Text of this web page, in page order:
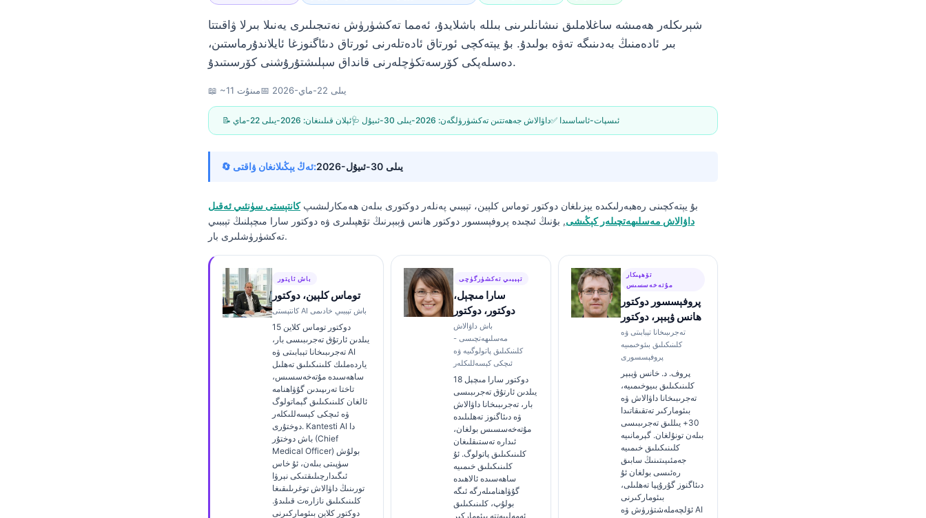
شېرىكلەر ھەمىشە ساغلاملىق نىشانلىرىنى بىللە باشلايدۇ، ئەمما تەكشۈرۈش نەتىجىلىرى يەنىلا بىرلا ۋاقىتتا
بىر ئادەمنىڭ بەدىنىگە تەۋە بولىدۇ. بۇ يېتەكچى ئورتاق ئادەتلەرنى ئورتاق دىئاگنوزغا ئايلاندۇرماستىن،
دەسلەپكى كۆرسەتكۈچلەرنى قانداق سېلىشتۇرۇشنى كۆرسىتىدۇ.
📖 ~11 مىنۇت📅 2026-يىلى 22-ماي
📝 ئېلان قىلىنغان: 2026-يىلى 22-ماي 🩺 داۋالاش جەھەتتىن تەكشۈرۈلگەن: 2026-يىلى 30-ئىيۇل ✅ ئىسپات-ئاساسىدا
🔄 ئەڭ يېڭىلانغان ۋاقتى: 2026-يىلى 30-ئىيۇل
بۇ يېتەكچىنى رەھبەرلىكىدە يېزىلغان دوكتور توماس كلېين، تېببىي پەنلەر دوكتورى بىلەن ھەمكارلىشىپكانتېستى سۈنئىي ئەقىل
داۋالاش مەسلىھەتچىلەر كېڭىشى, بۇنىڭ ئىچىدە پروفېسسور دوكتور ھانس ۋېبېرنىڭ تۆھپىلىرى ۋە دوكتور سارا مىچېلنىڭ تېببىي
تەكشۈرۈشلىرى بار.
باش ئاپتور
توماس كلېين، دوكتور
كانتېستى AI باش تېببىي خادىمى
دوكتور توماس كلاین 15
يىلدىن ئارتۇق تەجرىبىسى بار،
تەجرىبىخانا تېبابىتى ۋە AI
ياردەملىك كلىنىكىلىق تەھلىل
ساھەسىدە مۇتەخەسسىس،
تاختا تەرىپىدىن گۇۋاھنامە
ئالغان كلىنىكىلىق گېماتولوگ
ۋە ئىچكى كېسەللىكلەر
دوختۇرى. Kantesti AI دا
باش دوختۇر (Chief
Medical Officer) بولۇش
سۈپىتى بىلەن، ئۇ خاس
ئىگىدارچىلىقتىكى نېرۋا
تورىنىڭ داۋالاش توغرىلىقىغا
كلىنىكىلىق نازارەت قىلىدۇ.
دوكتور كلاین بىئوماركىرنى
تېببىي تەكشۈرگۈچى
سارا مىچېل،
دوكتور، دوكتور
باش داۋالاش
مەسلىھەتچىسى -
كلىنىكىلىق پاتولوگىيە ۋە
ئىچكى كېسەللىكلەر
دوكتور سارا مىچېل 18
يىلدىن ئارتۇق تەجرىبىسى
بار، تەجرىبىخانا داۋالاش
ۋە دىئاگنوز تەھلىلىدە
مۇتەخەسسىس بولغان،
ئىدارە تەستىقلىغان
كلىنىكىلىق پاتولوگ. ئۇ
كلىنىكىلىق خىمىيە
ساھەسىدە ئالاھىدە
گۇۋاھنامىلەرگە ئىگە
بولۇپ، كلىنىكىلىق
ئەمەلىيەتتە بىئوماركىر
تۆھپىكار
مۇتەخەسسىس
پروفېسسور دوكتور
ھانس ۋېبېر، دوكتور
تەجرىبىخانا تېبابىتى ۋە
كلىنىكىلىق بىئوخىمىيە
پروفېسسورى
پروف. د. خانس ۋېبېر
كلىنىكىلىق بىيوخىمىيە،
تەجرىبىخانا داۋالاش ۋە
بىئوماركىر تەتقىقاتىدا
30+ يىللىق تەجرىبىسى
بىلەن تونۇلغان. گېرمانىيە
كلىنىكىلىق خىمىيە
جەمئىيىتىنىڭ سابىق
رەئىسى بولغان ئۇ
دىئاگنوز گۇرۇپپا تەھلىلى،
بىئوماركىرنى
ئۆلچەملەشتۈرۈش ۋە AI